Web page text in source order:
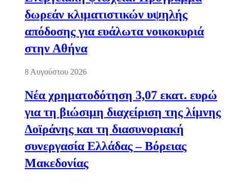
δωρεάν κλιματιστικών υψηλής
απόδοσης για ευάλωτα νοικοκυριά
στην Αθήνα
8 Αυγούστου 2026
Νέα χρηματοδότηση 3,07 εκατ. ευρώ
για τη βιώσιμη διαχείριση της λίμνης
Δοϊράνης και τη διασυνοριακή
συνεργασία Ελλάδας – Βόρειας
Μακεδονίας